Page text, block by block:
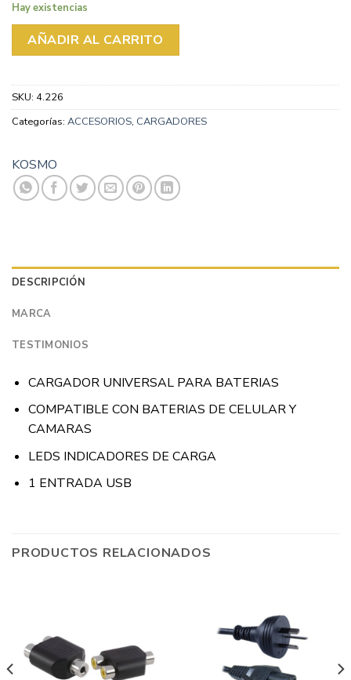
Hay existencias
AÑADIR AL CARRITO
SKU: 4.226
Categorías: ACCESORIOS, CARGADORES
KOSMO
DESCRIPCIÓN
MARCA
TESTIMONIOS
CARGADOR UNIVERSAL PARA BATERIAS
COMPATIBLE CON BATERIAS DE CELULAR Y
CAMARAS
LEDS INDICADORES DE CARGA
1 ENTRADA USB
PRODUCTOS RELACIONADOS